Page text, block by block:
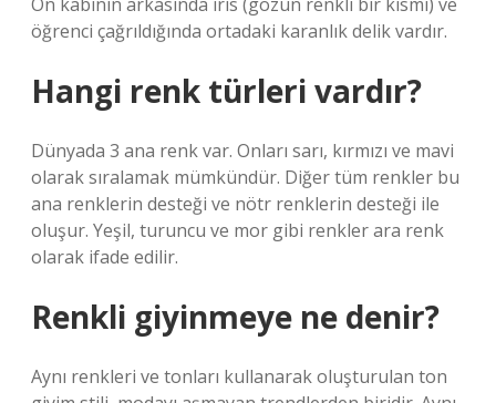
öğrenci çağrıldığında ortadaki karanlık delik vardır.
Hangi renk türleri vardır?
Dünyada 3 ana renk var. Onları sarı, kırmızı ve mavi
olarak sıralamak mümkündür. Diğer tüm renkler bu
ana renklerin desteği ve nötr renklerin desteği ile
oluşur. Yeşil, turuncu ve mor gibi renkler ara renk
olarak ifade edilir.
Renkli giyinmeye ne denir?
Aynı renkleri ve tonları kullanarak oluşturulan ton